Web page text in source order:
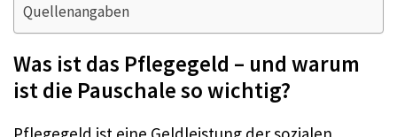
Quellenangaben
Was ist das Pflegegeld – und warum
ist die Pauschale so wichtig?